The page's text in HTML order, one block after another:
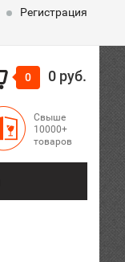
Регистрация
0 0 руб.
Свыше
10000+
товаров